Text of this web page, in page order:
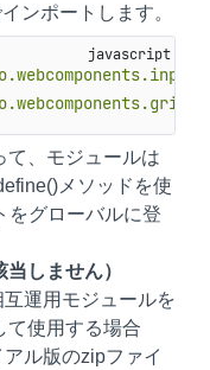
ンポートします。
て、モジュールは
メソッドを使
をグローバルに登
しません）
運用モジュールを
て使用する場合
ル版のzipファイ